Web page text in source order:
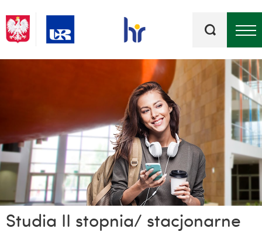
kluczowe
Studia II stopnia/ stacjonarne